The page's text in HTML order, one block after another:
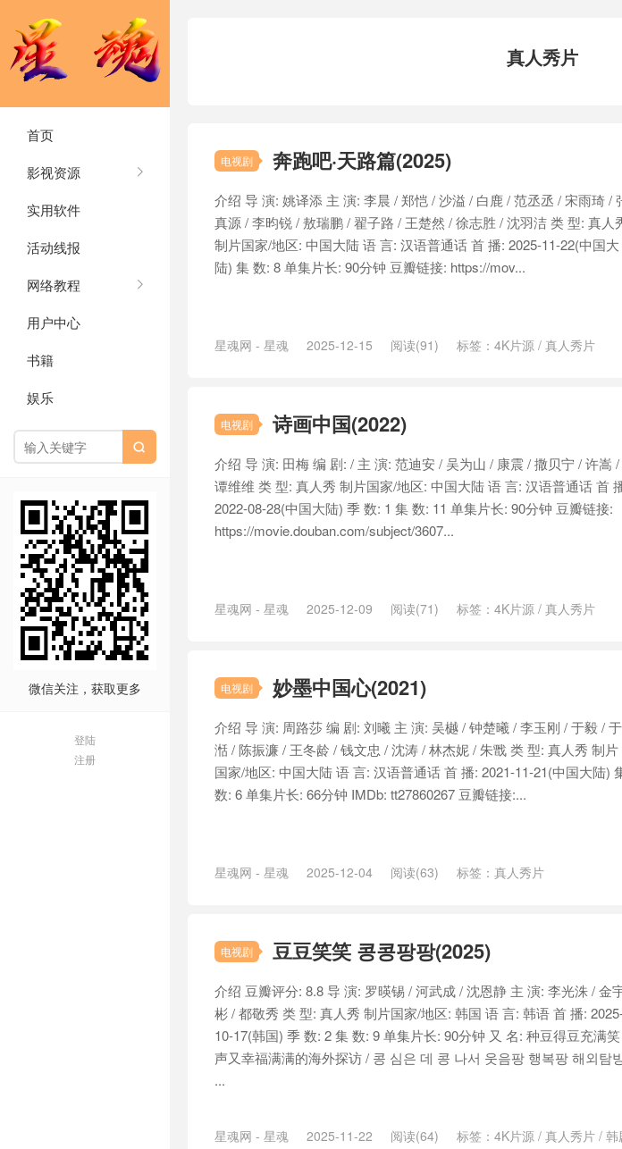
首页
影视资源
实用软件
活动线报
网络教程
用户中心
书籍
娱乐

微信关注，获取更多
登陆
注册
真人秀片
电视剧 奔跑吧·天路篇(2025)
介绍 导 演: 姚译添 主 演: 李晨 / 郑恺 / 沙溢 / 白鹿 / 范丞丞 / 宋雨琦 /
真源 / 李昀锐 / 敖瑞鹏 / 翟子路 / 王楚然 / 徐志胜 / 沈羽洁 类 型: 真人
制片国家/地区: 中国大陆 语 言: 汉语普通话 首 播: 2025-11-22(中国大
陆) 集 数: 8 单集片长: 90分钟 豆瓣链接: https://mov...
星魂网 - 星魂 2025-12-15 阅读(91) 标签： 4K片源 / 真人秀片
电视剧 诗画中国(2022)
介绍 导 演: 田梅 编 剧: / 主 演: 范迪安 / 吴为山 / 康震 / 撒贝宁 / 许嵩 /
谭维维 类 型: 真人秀 制片国家/地区: 中国大陆 语 言: 汉语普通话 首
2022-08-28(中国大陆) 季 数: 1 集 数: 11 单集片长: 90分钟 豆瓣链接:
https://movie.douban.com/subject/3607...
星魂网 - 星魂 2025-12-09 阅读(71) 标签： 4K片源 / 真人秀片
电视剧 妙墨中国心(2021)
介绍 导 演: 周路莎 编 剧: 刘曦 主 演: 吴樾 / 钟楚曦 / 李玉刚 / 于毅 / 于
湉 / 陈振濂 / 王冬龄 / 钱文忠 / 沈涛 / 林杰妮 / 朱戬 类 型: 真人秀 制片
国家/地区: 中国大陆 语 言: 汉语普通话 首 播: 2021-11-21(中国大陆)
数: 6 单集片长: 66分钟 IMDb: tt27860267 豆瓣链接:...
星魂网 - 星魂 2025-12-04 阅读(63) 标签： 真人秀片
电视剧 豆豆笑笑 콩콩팡팡(2025)
介绍 豆瓣评分: 8.8 导 演: 罗暎锡 / 河武成 / 沈恩静 主 演: 李光洙 / 金
彬 / 都敬秀 类 型: 真人秀 制片国家/地区: 韩国 语 言: 韩语 首 播:
10-17(韩国) 季 数: 2 集 数: 9 单集片长: 90分钟 又 名: 种豆得豆充满笑
声又幸福满满的海外探访 / 콩 심은 데 콩 나서 웃음팡 행복팡 해외탐
...
星魂网 - 星魂 2025-11-22 阅读(64) 标签： 4K片源 / 真人秀片 / 韩